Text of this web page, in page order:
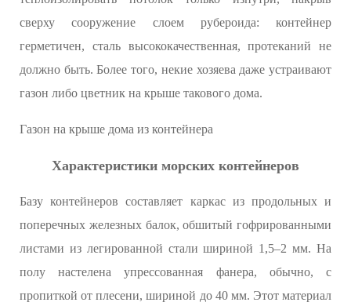
сверху сооружение слоем рубероида: контейнер
герметичен, сталь высококачественная, протеканий не
должно быть. Более того, некие хозяева даже устраивают
газон либо цветник на крыше такового дома.
Газон на крыше дома из контейнера
Характеристики морских контейнеров
Базу контейнеров составляет каркас из продольных и
поперечных железных балок, обшитый гофрированными
листами из легированной стали шириной 1,5–2 мм. На
полу настелена упрессованная фанера, обычно, с
пропиткой от плесени, шириной до 40 мм. Этот материал